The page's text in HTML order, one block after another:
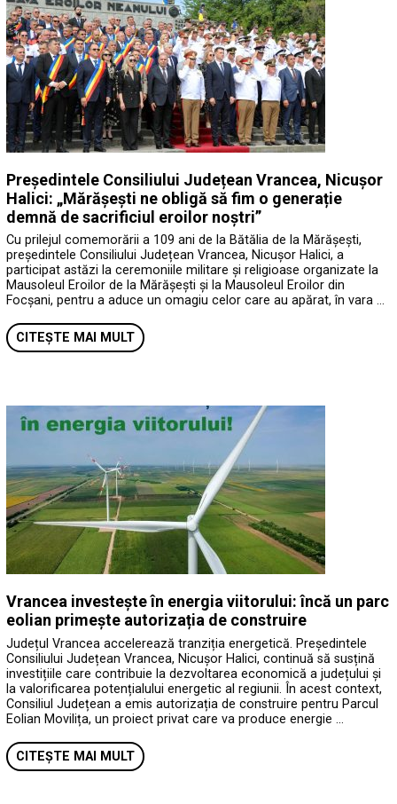
Președintele Consiliului Județean Vrancea, Nicușor
Halici: „Mărășești ne obligă să fim o generație
demnă de sacrificiul eroilor noștri”
Cu prilejul comemorării a 109 ani de la Bătălia de la Mărășești,
președintele Consiliului Județean Vrancea, Nicușor Halici, a
participat astăzi la ceremoniile militare și religioase organizate la
Mausoleul Eroilor de la Mărășești și la Mausoleul Eroilor din
Focșani, pentru a aduce un omagiu celor care au apărat, în vara …
CITEȘTE MAI MULT
Vrancea investește în energia viitorului: încă un parc
eolian primește autorizația de construire
Județul Vrancea accelerează tranziția energetică. Președintele
Consiliului Județean Vrancea, Nicușor Halici, continuă să susțină
investițiile care contribuie la dezvoltarea economică a județului și
la valorificarea potențialului energetic al regiunii. În acest context,
Consiliul Județean a emis autorizația de construire pentru Parcul
Eolian Movilița, un proiect privat care va produce energie …
CITEȘTE MAI MULT